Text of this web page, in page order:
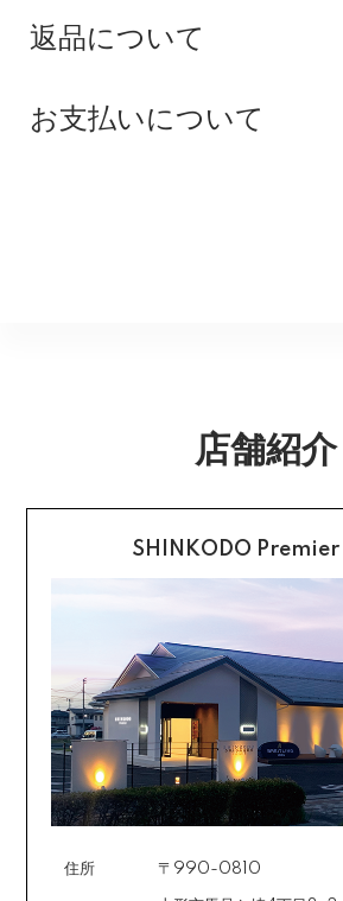
佐川急便
全品送料無料にてお届けいたします。
※配達時間を指定できない地域（郡部
配送・送料の詳細はこ
返品について
不良品
不良品に該当する場合は当方で負担い
知らせいたしますので、その後着払い
返品の詳細はこちら
お支払いについて
カード不要の分割払い 【
60回分割】
《ショッピングクレジット》
ご注文受付メールにあわせて、お手
ールまたはショートメールにてお送り
事項をご入力の上、お手続きをお願い
回数は基本的に10～60回の中からお
場合によっては2～6回も可能ですの
店舗紹介
SHINKODO Premier
住所 〒990-0810